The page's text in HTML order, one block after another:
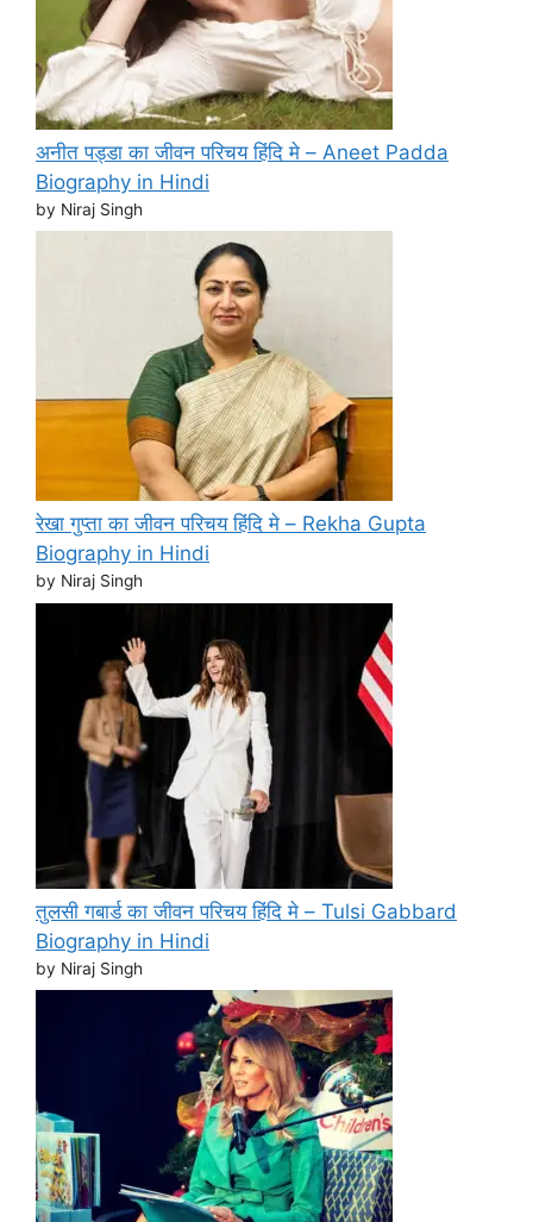
अनीत पड्डा का जीवन परिचय हिंदि मे – Aneet Padda
Biography in Hindi
by Niraj Singh
रेखा गुप्ता का जीवन परिचय हिंदि मे – Rekha Gupta
Biography in Hindi
by Niraj Singh
तुलसी गबार्ड का जीवन परिचय हिंदि मे – Tulsi Gabbard
Biography in Hindi
by Niraj Singh